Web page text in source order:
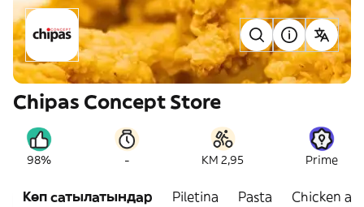
Chipas Concept Store
98% - KM 2,95 Prime
Көп сатылатындар Piletina Pasta Chicken